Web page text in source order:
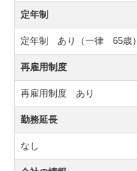
定年制
定年制 あり（一律 65歳）
再雇用制度
再雇用制度 あり
勤務延長
なし